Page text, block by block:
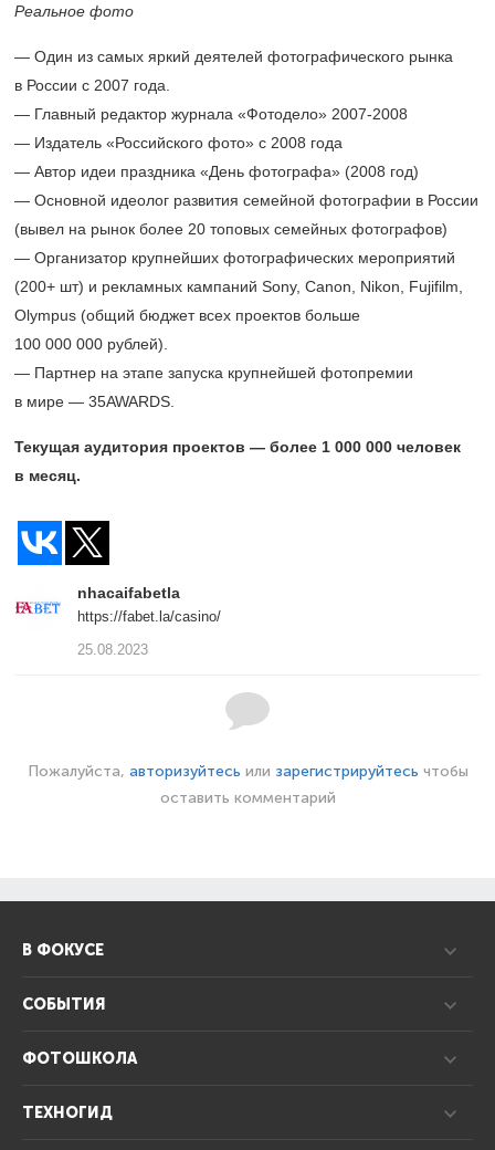
Реальное фото
— Один из самых яркий деятелей фотографического рынка
в России с 2007 года.
— Главный редактор журнала «Фотодело» 2007-2008
— Издатель «Российского фото» с 2008 года
— Автор идеи праздника «День фотографа» (2008 год)
— Основной идеолог развития семейной фотографии в России
(вывел на рынок более 20 топовых семейных фотографов)
— Организатор крупнейших фотографических мероприятий
(200+ шт) и рекламных кампаний Sony, Canon, Nikon, Fujifilm,
Olympus (общий бюджет всех проектов больше
100 000 000 рублей).
— Партнер на этапе запуска крупнейшей фотопремии
в мире — 35AWARDS.
Текущая аудитория проектов — более 1 000 000 человек
в месяц.
nhacaifabetla
https://fabet.la/casino/
25.08.2023
Пожалуйста, авторизуйтесь или зарегистрируйтесь чтобы
оставить комментарий
В ФОКУСЕ
СОБЫТИЯ
ФОТОШКОЛА
ТЕХНОГИД